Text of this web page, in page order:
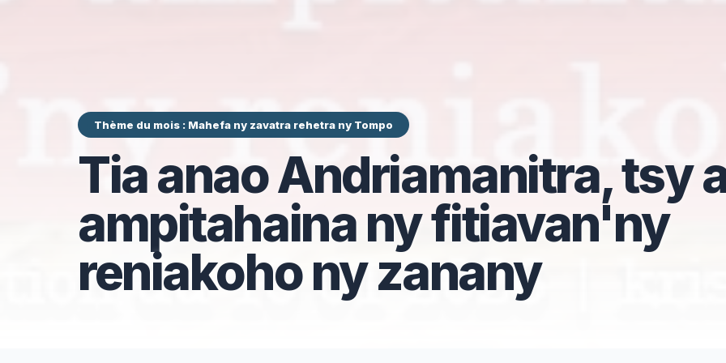
Thème du mois : Mahefa ny zavatra rehetra ny Tompo
Tia anao Andriamanitra, tsy
ampitahaina ny fitiavan'ny
reniakoho ny zanany